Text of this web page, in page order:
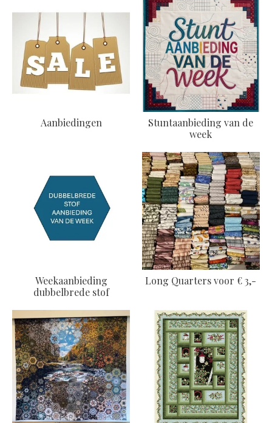
Aanbiedingen
Stuntaanbieding van de
week
Weekaanbieding
dubbelbrede stof
Long Quarters voor € 3,-